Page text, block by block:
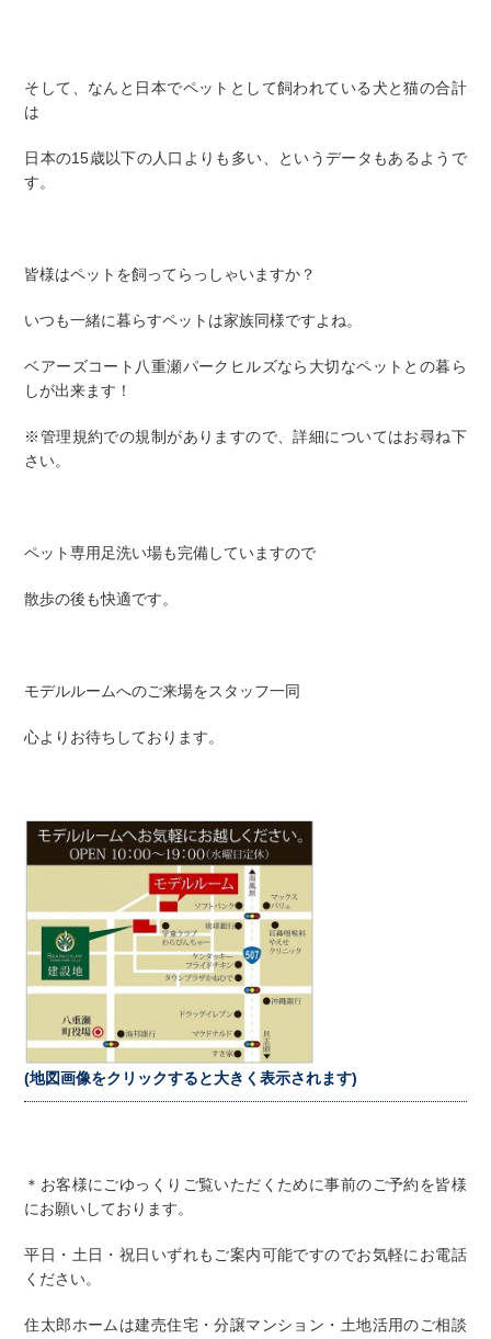
そして、なんと日本でペットとして飼われている犬と猫の合計
は
日本の15歳以下の人口よりも多い、というデータもあるようで
す。
皆様はペットを飼ってらっしゃいますか？
いつも一緒に暮らすペットは家族同様ですよね。
ベアーズコート八重瀬パークヒルズなら大切なペットとの暮ら
しが出来ます！
※管理規約での規制がありますので、詳細についてはお尋ね下
さい。
ペット専用足洗い場も完備していますので
散歩の後も快適です。
モデルルームへのご来場をスタッフ一同
心よりお待ちしております。
(地図画像をクリックすると大きく表示されます)
＊お客様にごゆっくりご覧いただくために事前のご予約を皆様
にお願いしております。
平日・土日・祝日いずれもご案内可能ですのでお気軽にお電話
ください。
住太郎ホームは建売住宅・分譲マンション・土地活用のご相談